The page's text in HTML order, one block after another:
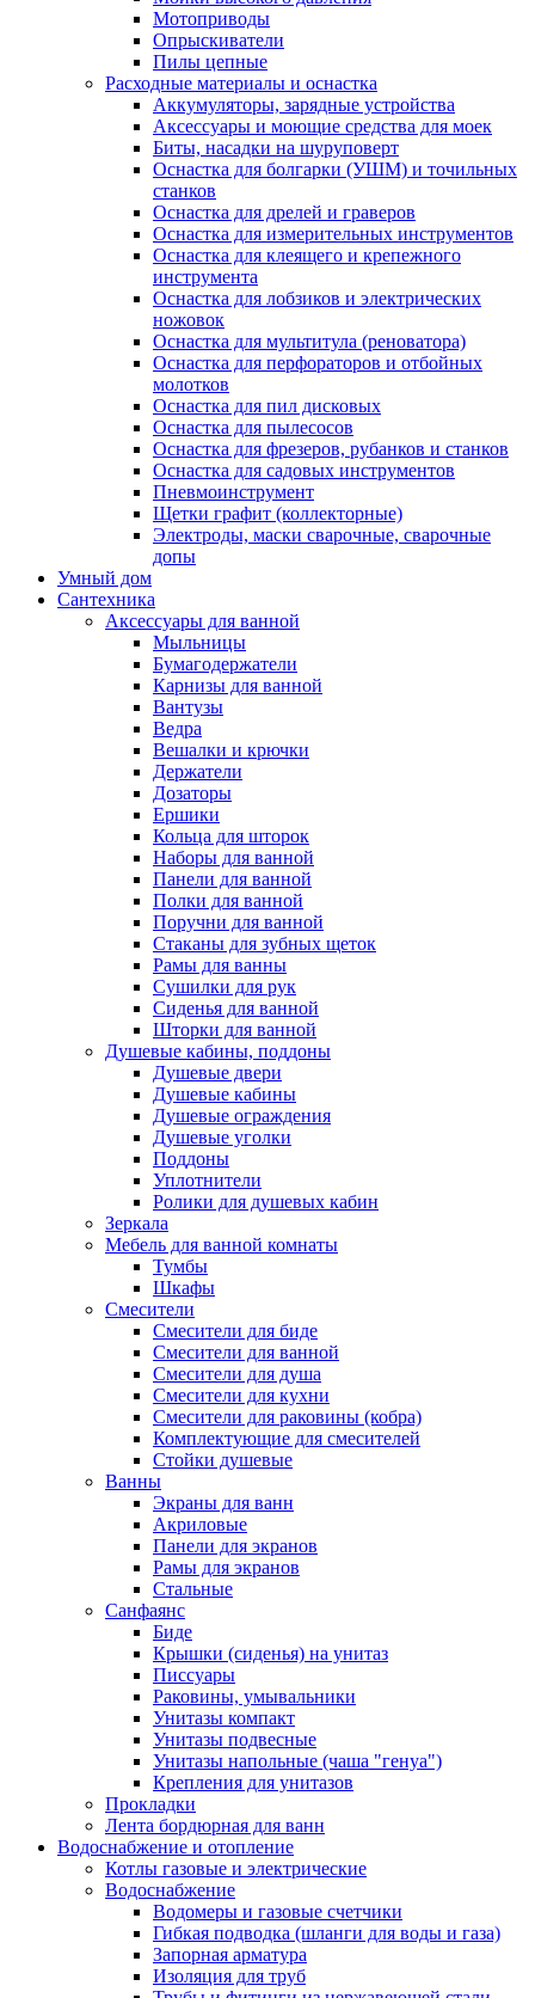
Мотоприводы
Опрыскиватели
Пилы цепные
Расходные материалы и оснастка
Аккумуляторы, зарядные устройства
Аксессуары и моющие средства для моек
Биты, насадки на шуруповерт
Оснастка для болгарки (УШМ) и точильных
станков
Оснастка для дрелей и граверов
Оснастка для измерительных инструментов
Оснастка для клеящего и крепежного
инструмента
Оснастка для лобзиков и электрических
ножовок
Оснастка для мультитула (реноватора)
Оснастка для перфораторов и отбойных
молотков
Оснастка для пил дисковых
Оснастка для пылесосов
Оснастка для фрезеров, рубанков и станков
Оснастка для садовых инструментов
Пневмоинструмент
Щетки графит (коллекторные)
Электроды, маски сварочные, сварочные
допы
Умный дом
Сантехника
Аксессуары для ванной
Мыльницы
Бумагодержатели
Карнизы для ванной
Вантузы
Ведра
Вешалки и крючки
Держатели
Дозаторы
Ершики
Кольца для шторок
Наборы для ванной
Панели для ванной
Полки для ванной
Поручни для ванной
Стаканы для зубных щеток
Рамы для ванны
Сушилки для рук
Сиденья для ванной
Шторки для ванной
Душевые кабины, поддоны
Душевые двери
Душевые кабины
Душевые ограждения
Душевые уголки
Поддоны
Уплотнители
Ролики для душевых кабин
Зеркала
Мебель для ванной комнаты
Тумбы
Шкафы
Смесители
Смесители для биде
Смесители для ванной
Смесители для душа
Смесители для кухни
Смесители для раковины (кобра)
Комплектующие для смесителей
Стойки душевые
Ванны
Экраны для ванн
Акриловые
Панели для экранов
Рамы для экранов
Стальные
Санфаянс
Биде
Крышки (сиденья) на унитаз
Писсуары
Раковины, умывальники
Унитазы компакт
Унитазы подвесные
Унитазы напольные (чаша "генуа")
Крепления для унитазов
Прокладки
Лента бордюрная для ванн
Водоснабжение и отопление
Котлы газовые и электрические
Водоснабжение
Водомеры и газовые счетчики
Гибкая подводка (шланги для воды и газа)
Запорная арматура
Изоляция для труб